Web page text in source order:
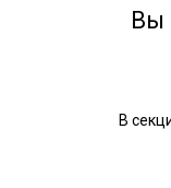
Вы
В